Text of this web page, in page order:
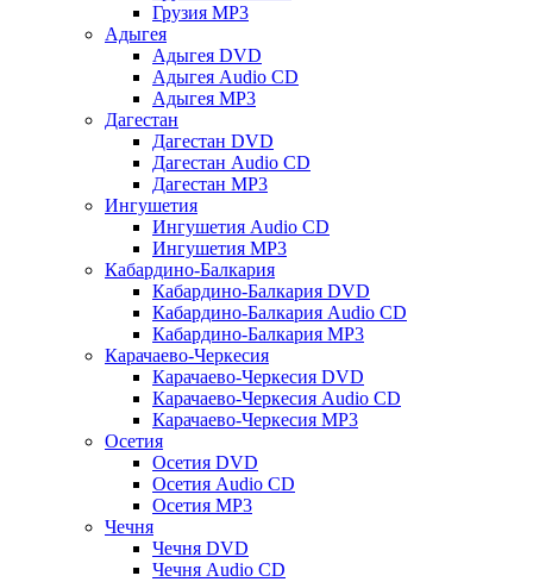
Грузия MP3
Адыгея
Адыгея DVD
Адыгея Audio CD
Адыгея MP3
Дагестан
Дагестан DVD
Дагестан Audio CD
Дагестан MP3
Ингушетия
Ингушетия Audio CD
Ингушетия MP3
Кабардино-Балкария
Кабардино-Балкария DVD
Кабардино-Балкария Audio CD
Кабардино-Балкария MP3
Карачаево-Черкесия
Карачаево-Черкесия DVD
Карачаево-Черкесия Audio CD
Карачаево-Черкесия MP3
Осетия
Осетия DVD
Осетия Audio CD
Осетия MP3
Чечня
Чечня DVD
Чечня Audio CD